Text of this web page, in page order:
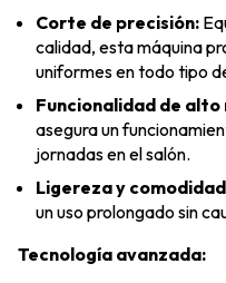
Corte de precisión:
calidad, esta máquina
uniformes en todo tipo
Funcionalidad de
asegura un
jornadas en el salón.
Ligereza y
un uso prolongado sin
Tecnología avanzada: